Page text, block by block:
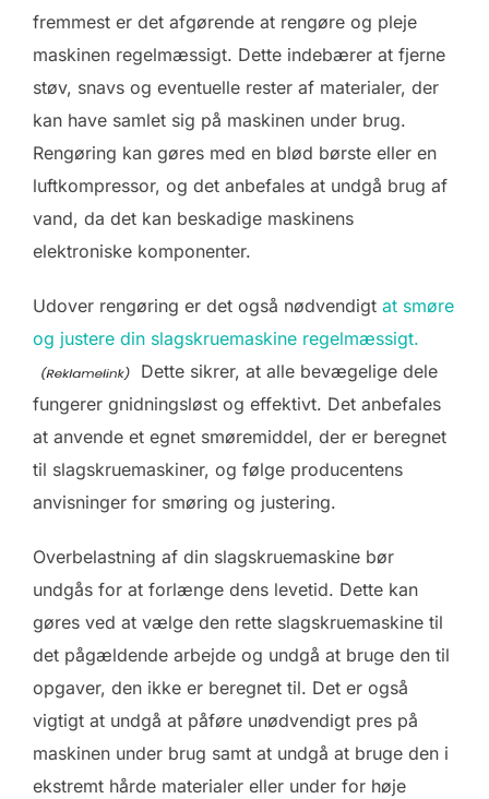
fremmest er det afgørende at rengøre og pleje
maskinen regelmæssigt. Dette indebærer at fjerne
støv, snavs og eventuelle rester af materialer, der
kan have samlet sig på maskinen under brug.
Rengøring kan gøres med en blød børste eller en
luftkompressor, og det anbefales at undgå brug af
vand, da det kan beskadige maskinens
elektroniske komponenter.
Udover rengøring er det også nødvendigt at smøre
og justere din slagskruemaskine regelmæssigt.
Dette sikrer, at alle bevægelige dele
fungerer gnidningsløst og effektivt. Det anbefales
at anvende et egnet smøremiddel, der er beregnet
til slagskruemaskiner, og følge producentens
anvisninger for smøring og justering.
Overbelastning af din slagskruemaskine bør
undgås for at forlænge dens levetid. Dette kan
gøres ved at vælge den rette slagskruemaskine til
det pågældende arbejde og undgå at bruge den til
opgaver, den ikke er beregnet til. Det er også
vigtigt at undgå at påføre unødvendigt pres på
maskinen under brug samt at undgå at bruge den i
ekstremt hårde materialer eller under for høje